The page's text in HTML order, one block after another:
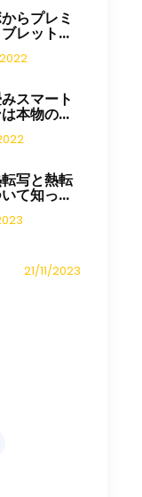
らプレミ
レット...
スマート
本物の...
写と熱転
て知っ...
21/11/2023